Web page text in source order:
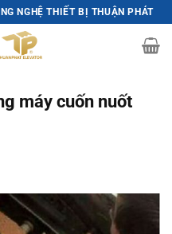
NGHỆ THIẾT BỊ THUẬN PHÁT
máy cuốn nuốt